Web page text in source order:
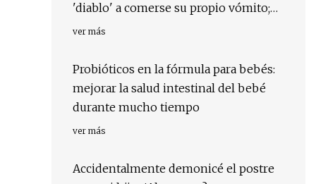
'diablo' a comerse su propio vómito;
Surgen detalles escalofriantes
ver más
Probióticos en la fórmula para bebés:
mejorar la salud intestinal del bebé
durante mucho tiempo
ver más
Accidentalmente demonicé el postre